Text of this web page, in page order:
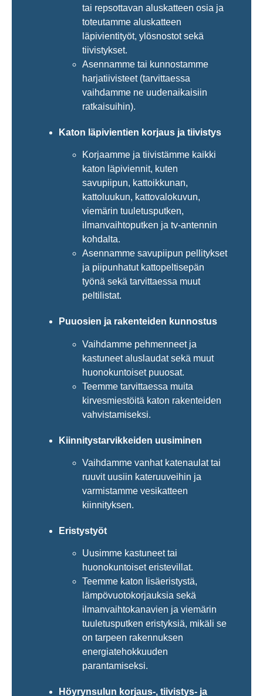
tai repsottavan aluskatteen osia ja
toteutamme aluskatteen
läpivientityöt, ylösnostot sekä
tiivistykset.
Asennamme tai kunnostamme
harjatiivisteet (tarvittaessa
vaihdamme ne uudenaikaisiin
ratkaisuihin).
Katon läpivientien korjaus ja tiivistys
Korjaamme ja tiivistämme kaikki
katon läpiviennit, kuten
savupiipun, kattoikkunan,
kattoluukun, kattovalokuvun,
viemärin tuuletusputken,
ilmanvaihtoputken ja tv-antennin
kohdalta.
Asennamme savupiipun pellitykset
ja piipunhatut kattopeltisepän
työnä sekä tarvittaessa muut
peltilistat.
Puuosien ja rakenteiden kunnostus
Vaihdamme pehmenneet ja
kastuneet aluslaudat sekä muut
huonokuntoiset puuosat.
Teemme tarvittaessa muita
kirvesmiestöitä katon rakenteiden
vahvistamiseksi.
Kiinnitystarvikkeiden uusiminen
Vaihdamme vanhat katenaulat tai
ruuvit uusiin kateruuveihin ja
varmistamme vesikatteen
kiinnityksen.
Eristystyöt
Uusimme kastuneet tai
huonokuntoiset eristevillat.
Teemme katon lisäeristystä,
lämpövuotokorjauksia sekä
ilmanvaihtokanavien ja viemärin
tuuletusputken eristyksiä, mikäli se
on tarpeen rakennuksen
energiatehokkuuden
parantamiseksi.
Höyrynsulun korjaus-, tiivistys- ja